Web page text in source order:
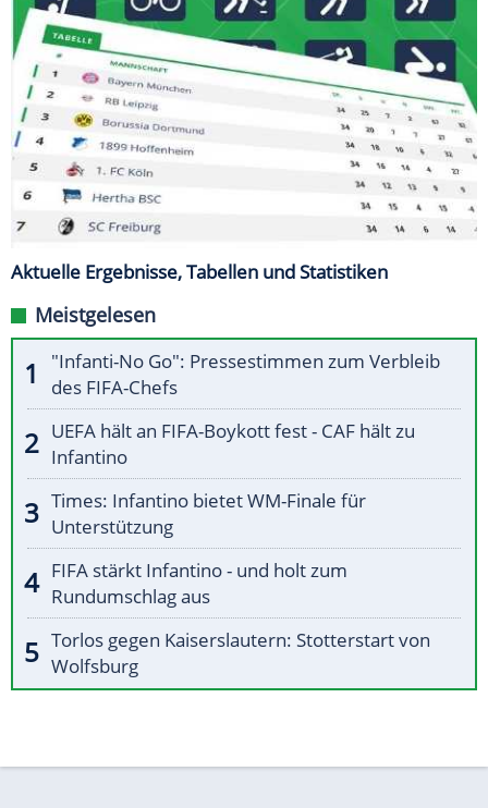
Aktuelle Ergebnisse, Tabellen und Statistiken
Meistgelesen
"Infanti-No Go": Pressestimmen zum Verbleib
des FIFA-Chefs
UEFA hält an FIFA-Boykott fest - CAF hält zu
Infantino
Times: Infantino bietet WM-Finale für
Unterstützung
FIFA stärkt Infantino - und holt zum
Rundumschlag aus
Torlos gegen Kaiserslautern: Stotterstart von
Wolfsburg